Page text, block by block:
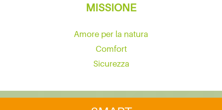
MISSIONE
Amore per la natura
Comfort
Sicurezza